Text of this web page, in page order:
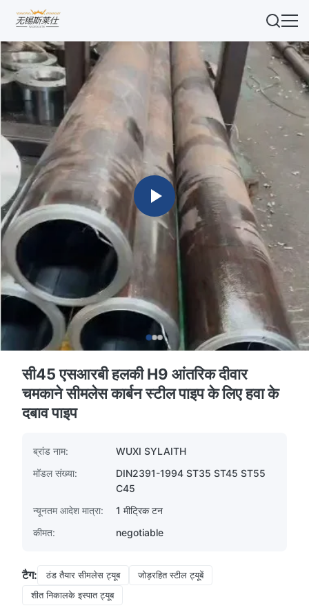
सी45 एसआरबी हलकी H9 आंतरिक दीवार
चमकाने सीमलेस कार्बन स्टील पाइप के लिए हवा के
दबाव पाइप
ब्रांड नाम:
WUXI SYLAITH
मॉडल संख्या:
DIN2391-1994 ST35 ST45 ST55
C45
न्यूनतम आदेश मात्रा:
1 मीट्रिक टन
कीमत:
negotiable
टैग: ठंड तैयार सीमलेस ट्यूब
जोड़रहित स्टील ट्यूबें
शीत निकालके इस्पात ट्यूब